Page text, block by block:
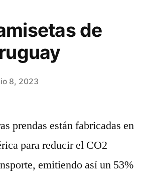
de
8, 2023
prendas están fabricadas en
para reducir el CO2
emitiendo así un 53%